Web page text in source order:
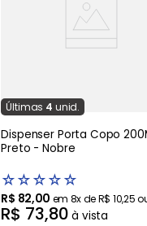
Últimas 4 unid.
Dispenser Porta Copo
Preto - Nobre
☆☆☆☆☆
R$ 82,00 em 8x deR$ 10,25
R$ 73,80 à vista